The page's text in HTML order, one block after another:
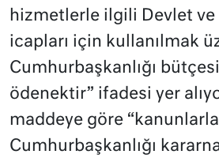
hizmetlerle ilgili Devlet
icapları için kullanılmak
Cumhurbaşkanlığı
ödenektir” ifadesi yer
maddeye göre
Cumhurbaşkanlığı